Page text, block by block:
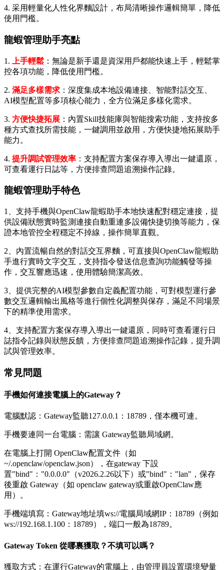
4. 采用輕量化人性化界麵設計，布局清晰操作邏輯簡單，降低
使用門檻。
龍蝦管理助手亮點
1. 上手輕鬆 ：無論是新手還是資深用戶都能快速上手，輕鬆掌
控各項功能，降低使用門檻。
2. 滿足多樣需求 ：深度集成本地設備連接、智能對話交互、
AI模型配置等多項核心能力，全方位滿足多樣化需求。
3. 方便快捷拓展 ：內置Skill技能庫與智能搜索功能，支持按多
種方式查找所需技能，一鍵調用並啟用，方便快捷地拓展助手
能力。
4. 提升調試管理效率 ：支持配置方案保存導入導出一鍵還原，
可查看運行日誌等，方便排查問題追溯操作記錄。
龍蝦管理助手特色
1、支持手機與OpenClaw龍蝦助手本地快速配對穩定連接，提
供設備狀態實時監測連接自動重連多設備快捷切換等能力，保
證本地管控全程穩定不掉線，操作簡單直觀。
2、內置流暢自然的對話交互界麵，可直接與OpenClaw龍蝦助
手進行實時文字交互，支持指令發送信息查詢功能觸發等操
作，交互響應迅速，使用體驗簡潔高效。
3、提供完整的AI模型參數自定義配置功能，可對模型運行參
數交互邏輯輸出風格等進行個性化調整與保存，滿足不同場景
下的精準使用需求。
4、支持配置方案保存導入導出一鍵還原，同時可查看運行日
誌指令記錄與狀態反饋，方便排查問題追溯操作記錄，提升調
試與管理效率。
常見問題
手機如何連接電腦上的Gateway？
電腦默認：Gateway監聽127.0.0.1：18789，僅本機可連。
手機要連同一台電腦：需讓 Gateway監聽局域網。
在電腦上打開 OpenClaw配置文件（如
~/.openclaw/openclaw.json），在gateway 下設
置"bind"："0.0.0.0"（v2026.2.26以下）或"bind"："lan"，保存
後重啟 Gateway（如 openclaw gateway或重啟OpenClaw應
用）。
手機端填寫：Gateway地址填ws://電腦局域網IP：18789（例如
ws://192.168.1.100：18789），端口一般為18789。
Gateway Token 從哪裏獲取？不填可以嗎？
獲取方式：在運行Gateway的電腦上，由管理員設置環境變量